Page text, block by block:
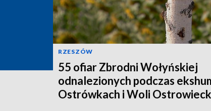
RZESZÓW
55 ofiar Zbrodni Wołyńskiej
odnalezionych podczas
Ostrówkach i Woli